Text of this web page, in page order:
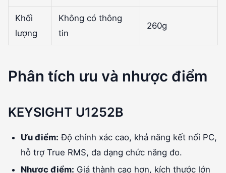
Khối
lượng
Không có thông
tin
260g
Phân tích ưu và nhược điểm
KEYSIGHT U1252B
Ưu điểm: Độ chính xác cao, khả năng kết nối PC,
hỗ trợ True RMS, đa dạng chức năng đo.
Nhược điểm: Giá thành cao hơn, kích thước lớn